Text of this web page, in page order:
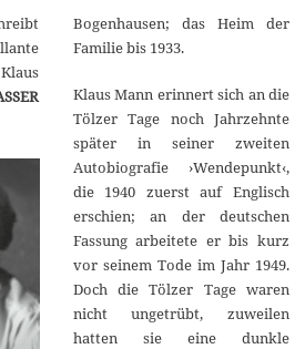
a
2
2
Bogenhausen; das Heim der
Familie bis 1933.
Klaus Mann erinnert sich an die
Tölzer Tage noch Jahrzehnte
später in seiner zweiten
Autobiografie ›Wendepunkt‹,
die 1940 zuerst auf Englisch
erschien; an der deutschen
Fassung arbeitete er bis kurz
vor seinem Tode im Jahr 1949.
Doch die Tölzer Tage waren
nicht ungetrübt, zuweilen
hatten sie eine dunkle